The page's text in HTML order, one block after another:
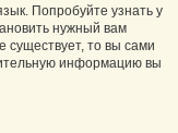
Попробуйте узнать у
нужный вам
существует, то вы сами
информацию вы